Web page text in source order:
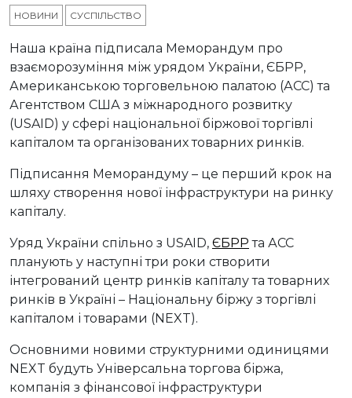
НОВИНИ СУСПІЛЬСТВО
Наша країна підписала Меморандум про
взаєморозуміння між урядом України, ЄБРР,
Американською торговельною палатою (АСС) та
Агентством США з міжнародного розвитку
(USAID) у сфері національної біржової торгівлі
капіталом та організованих товарних ринків.
Підписання Меморандуму – це перший крок на
шляху створення нової інфраструктури на ринку
капіталу.
Уряд України спільно з USAID, ЄБРР та АСС
планують у наступні три роки створити
інтегрований центр ринків капіталу та товарних
ринків в Україні – Національну біржу з торгівлі
капіталом і товарами (NEXT).
Основними новими структурними одиницями
NEXT будуть Універсальна торгова біржа,
компанія з фінансової інфраструктури